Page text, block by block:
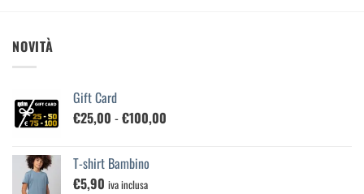
NOVITÀ
Gift Card
€25,00 -€100,00
T-shirt Bambino
€5,90 iva inclusa